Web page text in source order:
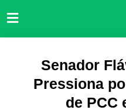
para
Senador
Pressiona
de PCC